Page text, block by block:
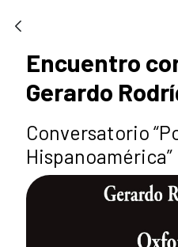
Encuentro
Gerardo
Conversatorio
Hispanoamérica”